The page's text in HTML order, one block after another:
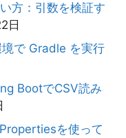
方：引数を検証す
日
で Gradle を実行
BootでCSV読み
を使って